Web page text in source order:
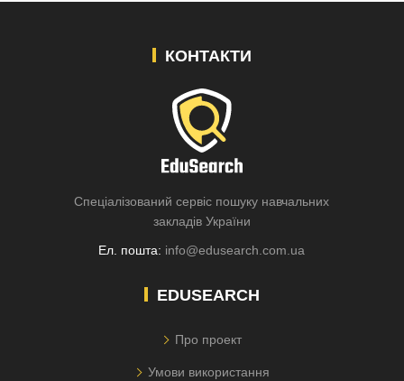
КОНТАКТИ
Спеціалізований сервіс пошуку навчальних
закладів України
Ел. пошта: info@edusearch.com.ua
EDUSEARCH
Про проект
Умови використання